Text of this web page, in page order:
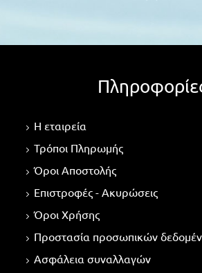
Η εταιρεία
Τρόποι Πληρωμής
Όροι Αποστολής
Επιστροφές - Ακυρώσεις
Όροι Χρήσης
Προστασία προσωπικών
Ασφάλεια συναλλαγών